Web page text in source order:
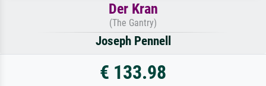
Der Kran
(The Gantry)
Joseph Pennell
€ 133.98